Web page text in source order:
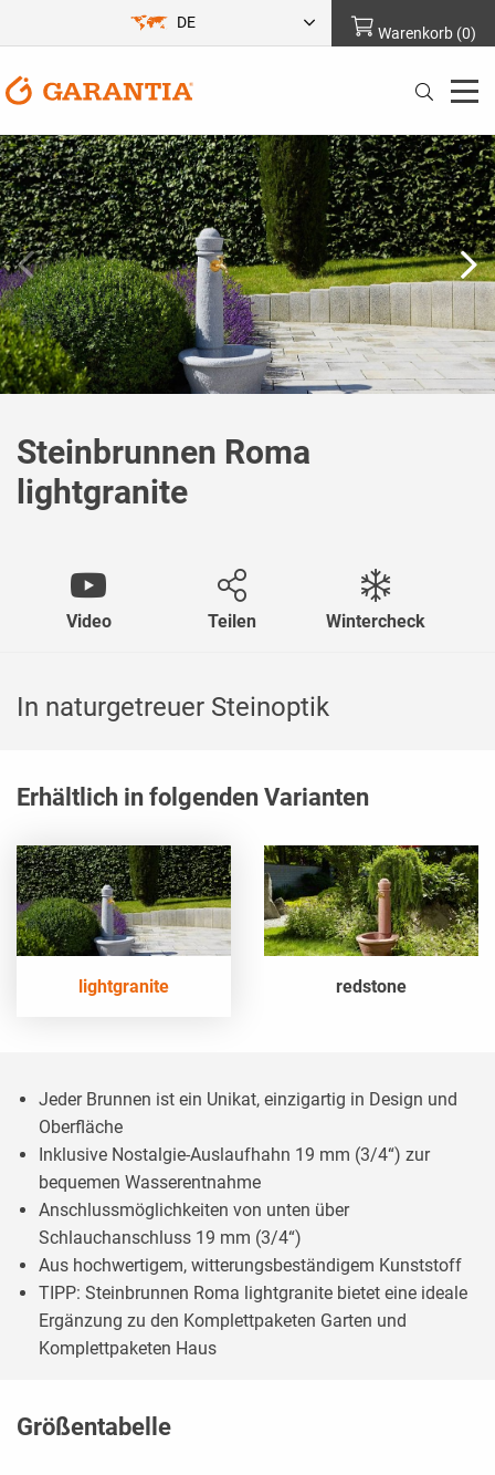
Warenkorb (0)
DE
Steinbrunnen Roma
lightgranite
Video Teilen Wintercheck
In naturgetreuer Steinoptik
Erhältlich in folgenden Varianten
lightgranite redstone
Jeder Brunnen ist ein Unikat, einzigartig in Design und
Oberfläche
Inklusive Nostalgie-Auslaufhahn 19 mm (3/4“) zur
bequemen Wasserentnahme
Anschlussmöglichkeiten von unten über
Schlauchanschluss 19 mm (3/4“)
Aus hochwertigem, witterungsbeständigem Kunststoff
TIPP: Steinbrunnen Roma lightgranite bietet eine ideale
Ergänzung zu den Komplettpaketen Garten und
Komplettpaketen Haus
Größentabelle